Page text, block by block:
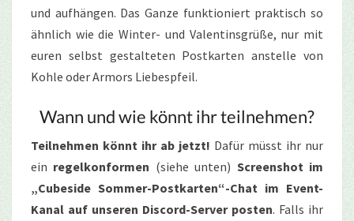
und aufhängen. Das Ganze funktioniert praktisch so
ähnlich wie die Winter- und Valentinsgrüße, nur mit
euren selbst gestalteten Postkarten anstelle von
Kohle oder Armors Liebespfeil.
Wann und wie könnt ihr teilnehmen?
Teilnehmen könnt ihr ab jetzt! Dafür müsst ihr nur
ein regelkonformen (siehe unten) Screenshot im
„Cubeside Sommer-Postkarten“-Chat im Event-
Kanal auf unseren Discord-Server posten. Falls ihr